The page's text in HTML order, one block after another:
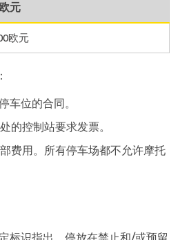
元
欧元
车位的合同。
的控制站要求发票。
费用。所有停车场都不允许摩托
标识指出，停放在禁止和/或预留